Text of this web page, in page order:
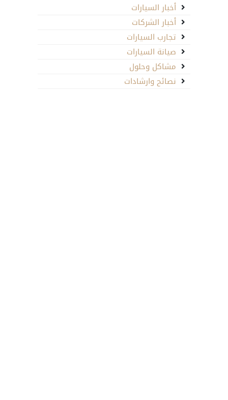
أخبار السيارات
أخبار الشركات
تجارب السيارات
صيانة السيارات
مشاكل وحلول
نصائح وارشادات